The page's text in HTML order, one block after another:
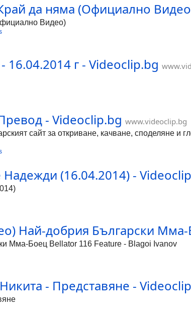
да няма (Официално
Видео)
г - Videoclip.bg
- Videoclip.bg www.videoclip.bg
сайт за откриване, качване, споделяне и
(16.04.2014) -
Най-добрия Български
Мма-Боец Bellator 116 Feature - Blagoi Ivanov
- Представяне -